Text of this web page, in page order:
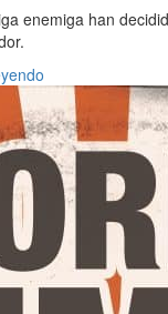
enemiga han